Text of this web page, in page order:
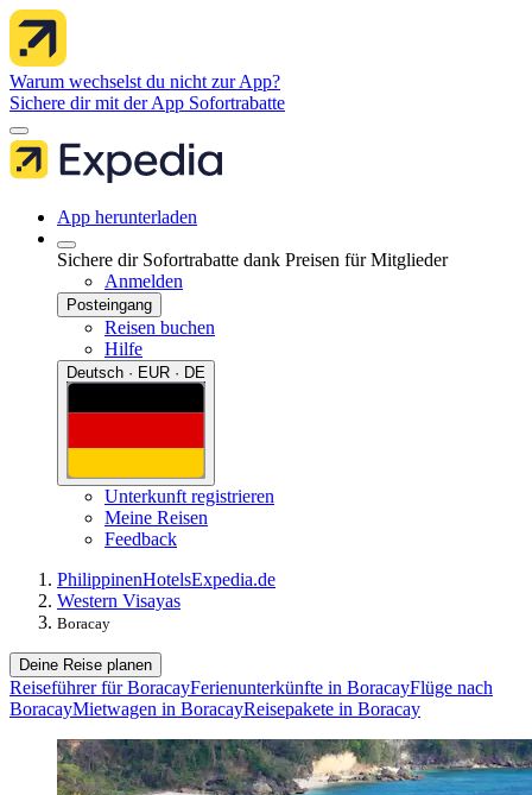
Warum wechselst du nicht zur App?
Sichere dir mit der App Sofortrabatte
App herunterladen
Sichere dir Sofortrabatte dank Preisen für Mitglieder
Anmelden
Posteingang
Reisen buchen
Hilfe
Deutsch · EUR · DE
Unterkunft registrieren
Meine Reisen
Feedback
PhilippinenHotelsExpedia.de
Western Visayas
Boracay
Deine Reise planen
Reiseführer für BoracayFerienunterkünfte in BoracayFlüge nach
BoracayMietwagen in BoracayReisepakete in Boracay